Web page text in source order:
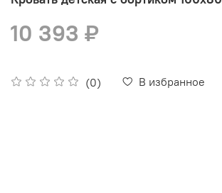
(0) В избранное
10 393 ₽